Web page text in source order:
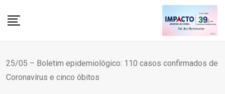
25/05 – Boletim epidemiológico: 110 casos confirmados de
Coronavírus e cinco óbitos